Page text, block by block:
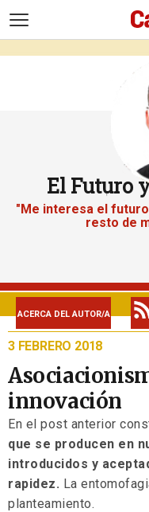
El Futuro
"Me interesa el
resto de
ACERCA DEL AUTOR/A
3 FEBRERO 2018
innovación
En el post anterior
que se producen en
introducidos y
rapidez. La
planteamiento.